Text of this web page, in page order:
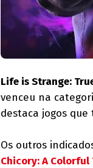
Life is Strange:
venceu na
destaca jogos
Os outros
Chicory: A Colorful